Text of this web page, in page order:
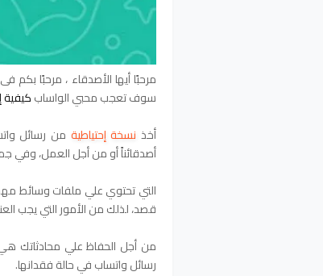
مرحبًا أيها الأصدقاء ، مرحبًا
سوف تعجب محبي الواساب
أخذنسخة إحتياطية من رسائل
أصدقائناً أو من أجل العمل، وفي
التي تحتوي علي ملفات وسائط
قصد، لذلك من الأمور التي يجب
من أجل الحفاظ علي محادثاتك
رسائل واتساب في حالة فقدانها.